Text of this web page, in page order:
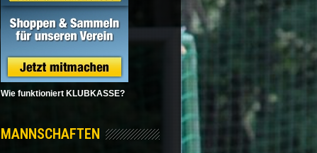
Wie funktioniert KLUBKASSE?
MANNSCHAFTEN